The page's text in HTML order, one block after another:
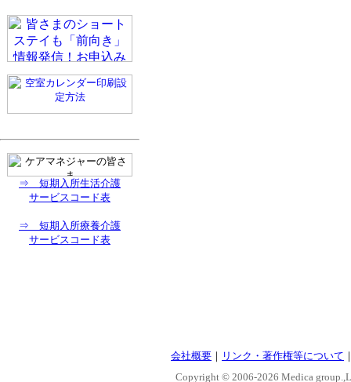
⇒ 短期入所生活介護
サービスコード表
⇒ 短期入所療養介護
サービスコード表
会社概要 ｜ リンク・著作権等について
Copyright © 2006-2026 Medica